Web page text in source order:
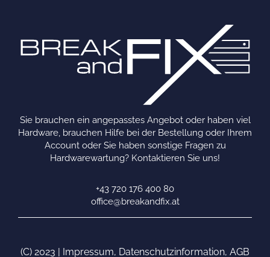
Sie brauchen ein angepasstes Angebot oder haben viel
Hardware, brauchen Hilfe bei der Bestellung oder Ihrem
Account oder Sie haben sonstige Fragen zu
Hardwarewartung? Kontaktieren Sie uns!
+43 720 176 400 80
office@breakandfix.at
(C) 2023 | Impressum, Datenschutzinformation, AGB